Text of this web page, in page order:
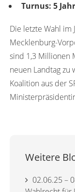
Turnus: 5
Die letzte Wahl im
Mecklenburg-
sind 1,3 Millionen
neuen Landtag zu
Koalition aus der
Weitere
02.06.25 –